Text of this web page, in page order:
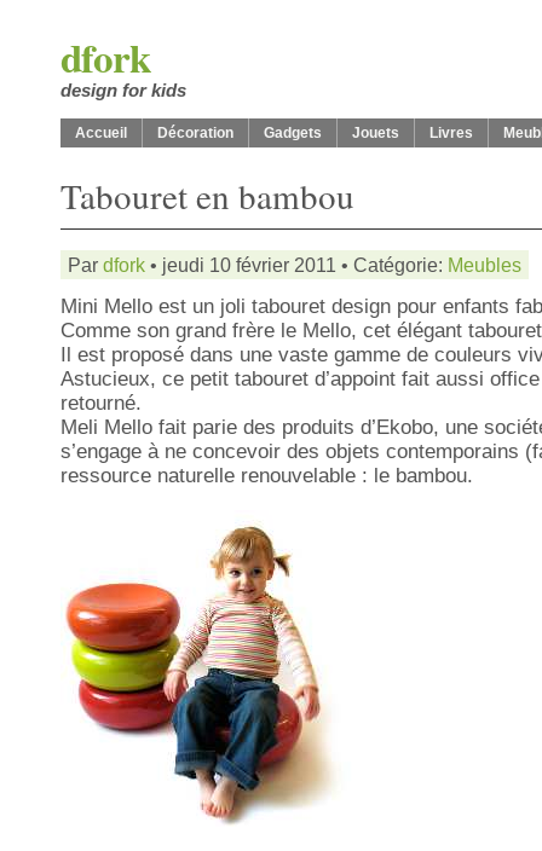
dfork
design for kids
Accueil Décoration Gadgets Jouets Livres
Tabouret en bambou
Par dfork • jeudi 10 février 2011 • Catégorie: Meubles
Mini Mello est un joli tabouret design pour enfants
Comme son grand frère le Mello, cet élégant
Il est proposé dans une vaste gamme de couleurs
Astucieux, ce petit tabouret d’appoint fait aussi
retourné.
Meli Mello fait parie des produits d’Ekobo, une
s’engage à ne concevoir des objets contemporains
ressource naturelle renouvelable : le bambou.